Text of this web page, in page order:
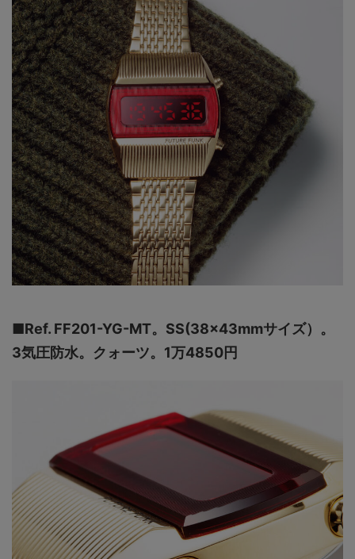
■Ref. FF201-YG-MT。SS(38×43mmサイズ）。
3気圧防水。クォーツ。1万4850円